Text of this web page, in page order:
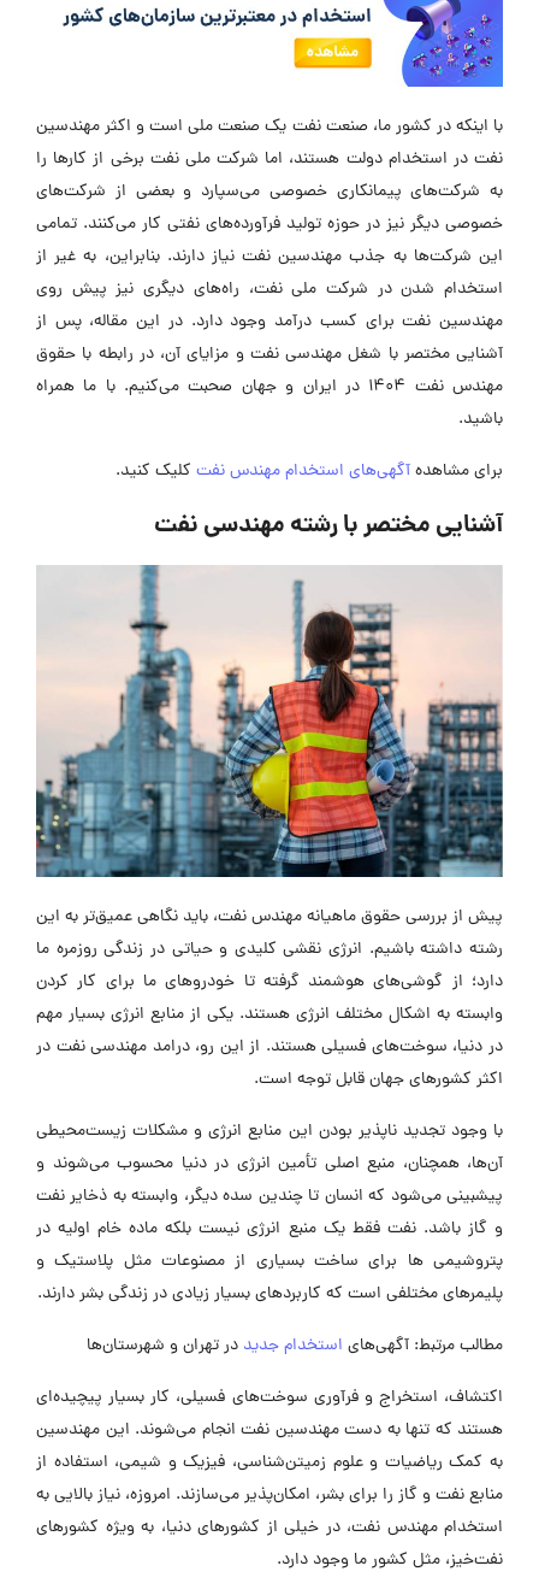
با اینکه در کشور ما، صنعت نفت یک صنعت ملی است و اکثر مهندسین
نفت در استخدام دولت هستند، اما شرکت ملی نفت برخی از کارها را
به شرکت‌های پیمانکاری خصوصی می‌سپارد و بعضی از شرکت‌های
خصوصی دیگر نیز در حوزه تولید فرآورده‌های نفتی کار می‌کنند. تمامی
این شرکت‌ها به جذب مهندسین نفت نیاز دارند. بنابراین، به غیر از
استخدام شدن در شرکت ملی نفت، راه‌های دیگری نیز پیش روی
مهندسین نفت برای کسب درآمد وجود دارد. در این مقاله، پس از
آشنایی مختصر با شغل مهندسی نفت و مزایای آن، در رابطه با حقوق
مهندس نفت 1404 در ایران و جهان صحبت می‌کنیم. با ما همراه
باشید.
برای مشاهدهآگهی‌های استخدام مهندس نفت کلیک کنید.
آشنایی مختصر با رشته مهندسی نفت
پیش از بررسی حقوق ماهیانه مهندس نفت، باید نگاهی عمیق‌تر به این
رشته داشته باشیم. انرژی نقشی کلیدی و حیاتی در زندگی روزمره‌ ما
دارد؛ از گوشی‌های هوشمند گرفته تا خودروهای ما برای کار کردن
وابسته به اشکال مختلف انرژی هستند. یکی از منابع انرژی بسیار مهم
در دنیا، سوخت‌های فسیلی هستند. از این رو، درامد مهندسی نفت در
اکثر کشورهای جهان قابل توجه است.
با وجود تجدید ناپذیر بودن این منابع انرژی و مشکلات زیست‌محیطی
آن‌ها، همچنان، منبع اصلی تأمین انرژی در دنیا محسوب می‌شوند و
پیشبینی می‌شود که انسان تا چندین سده‌ دیگر، وابسته به ذخایر نفت
و گاز باشد. نفت فقط یک منبع انرژی نیست بلکه ماده خام اولیه در
پتروشیمی ‌ها برای ساخت بسیاری از مصنوعات مثل پلاستیک و
پلیمرهای مختلفی است که کاربردهای بسیار زیادی در زندگی بشر دارند.
مطالب مرتبط: آگهی‌های استخدام جدید در تهران و شهرستان‌ها
اکتشاف، استخراج و فرآوری سوخت‌های فسیلی، کار بسیار پیچیده‌ای
هستند که تنها به دست مهندسین نفت انجام می‌شوند. این مهندسین
به کمک ریاضیات و علوم زمیتن‌شناسی، فیزیک و شیمی، استفاده از
منابع نفت و گاز را برای بشر، امکان‌پذیر می‌سازند. امروزه، نیاز بالایی به
استخدام مهندس نفت، در خیلی از کشورهای دنیا، به ویژه کشورهای
نفت‌خیز، مثل کشور ما وجود دارد.